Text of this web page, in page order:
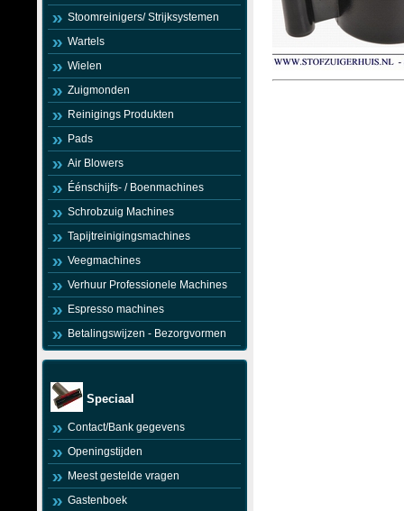
Stoomreinigers/ Strijksystemen
Wartels
Wielen
Zuigmonden
Reinigings Produkten
Pads
Air Blowers
Éénschijfs- / Boenmachines
Schrobzuig Machines
Tapijtreinigingsmachines
Veegmachines
Verhuur Professionele Machines
Espresso machines
Betalingswijzen - Bezorgvormen
Speciaal
Contact/Bank gegevens
Openingstijden
Meest gestelde vragen
Gastenboek